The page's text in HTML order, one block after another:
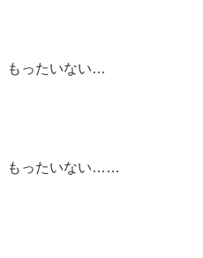
もったいない…
もったいない……